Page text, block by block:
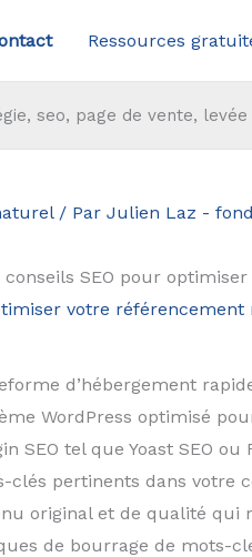
Ressources
seo, page de vente,
/ Par Julien Laz -
conseils SEO pour
votre référencement
d’hébergement
WordPress optimisé
SEO tel que Yoast SEO
clés pertinents dans votre
original et de qualité qui
de bourrage de mots-